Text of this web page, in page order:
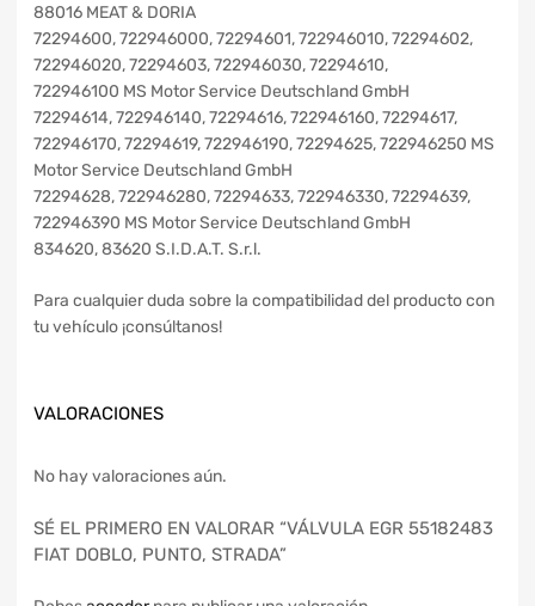
88016 MEAT & DORIA
72294600, 722946000, 72294601, 722946010, 72294602,
722946020, 72294603, 722946030, 72294610,
722946100 MS Motor Service Deutschland GmbH
72294614, 722946140, 72294616, 722946160, 72294617,
722946170, 72294619, 722946190, 72294625, 722946250 MS
Motor Service Deutschland GmbH
72294628, 722946280, 72294633, 722946330, 72294639,
722946390 MS Motor Service Deutschland GmbH
834620, 83620 S.I.D.A.T. S.r.l.
Para cualquier duda sobre la compatibilidad del producto con
tu vehículo ¡consúltanos!
VALORACIONES
No hay valoraciones aún.
SÉ EL PRIMERO EN VALORAR “VÁLVULA EGR 55182483
FIAT DOBLO, PUNTO, STRADA”